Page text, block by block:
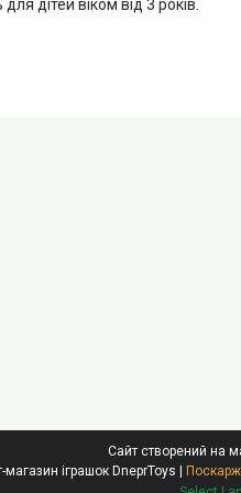
для дітей віком від 3 років.
Сайт створений на
Інтернет-магазин іграшок DneprToys |